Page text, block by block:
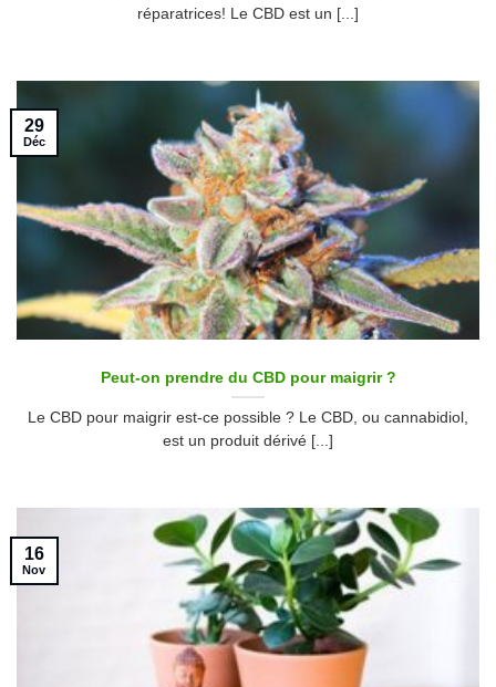
réparatrices! Le CBD est un [...]
Peut-on prendre du CBD pour maigrir ?
Le CBD pour maigrir est-ce possible ? Le CBD, ou cannabidiol,
est un produit dérivé [...]
29
Déc
16
Nov